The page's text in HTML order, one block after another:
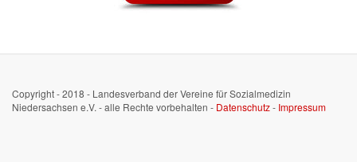
Copyright - 2018 - Landesverband der Vereine für Sozialmedizin
Niedersachsen e.V. - alle Rechte vorbehalten - Datenschutz- Impressum